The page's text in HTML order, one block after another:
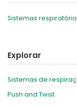
Sistemas
Explorar
Sistemas de
Push and Twist